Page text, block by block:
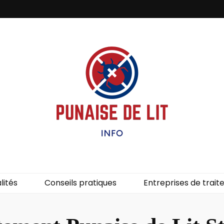
Conseils pratiques Entreprises de